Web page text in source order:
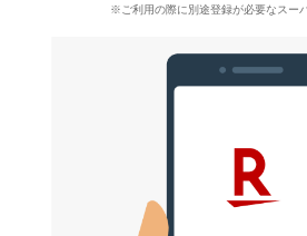
※ご利用の際に別途登録が必要なスー